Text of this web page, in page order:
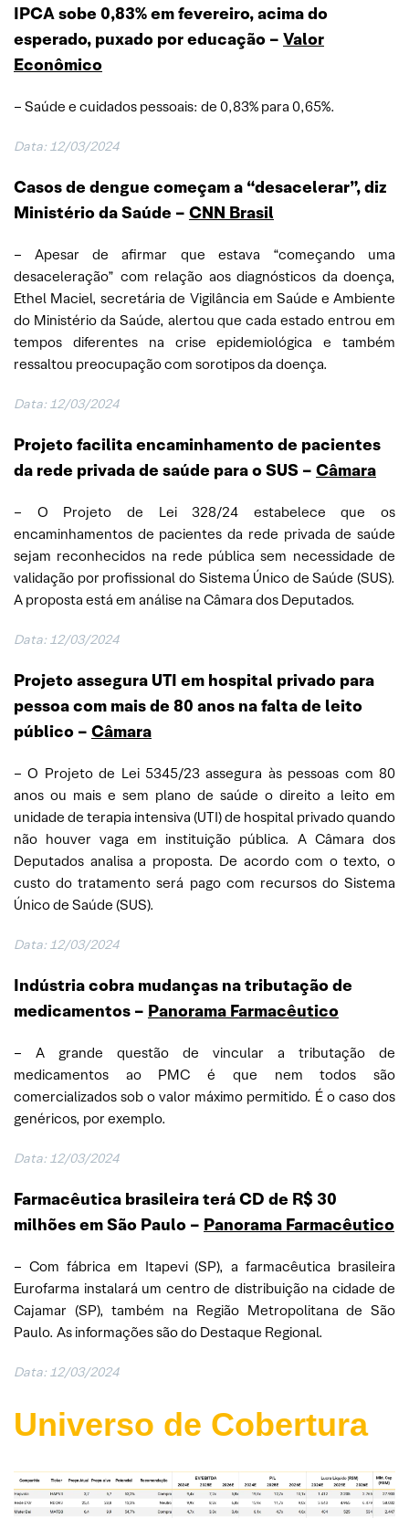
IPCA sobe 0,83% em fevereiro, acima do
esperado, puxado por educação – Valor
Econômico
– Saúde e cuidados pessoais: de 0,83% para 0,65%.
Data: 12/03/2024
Casos de dengue começam a “desacelerar”, diz
Ministério da Saúde – CNN Brasil
– Apesar de afirmar que estava “começando uma
desaceleração” com relação aos diagnósticos da doença,
Ethel Maciel, secretária de Vigilância em Saúde e Ambiente
do Ministério da Saúde, alertou que cada estado entrou em
tempos diferentes na crise epidemiológica e também
ressaltou preocupação com sorotipos da doença.
Data: 12/03/2024
Projeto facilita encaminhamento de pacientes
da rede privada de saúde para o SUS – Câmara
– O Projeto de Lei 328/24 estabelece que os
encaminhamentos de pacientes da rede privada de saúde
sejam reconhecidos na rede pública sem necessidade de
validação por profissional do Sistema Único de Saúde (SUS).
A proposta está em análise na Câmara dos Deputados.
Data: 12/03/2024
Projeto assegura UTI em hospital privado para
pessoa com mais de 80 anos na falta de leito
público – Câmara
– O Projeto de Lei 5345/23 assegura às pessoas com 80
anos ou mais e sem plano de saúde o direito a leito em
unidade de terapia intensiva (UTI) de hospital privado quando
não houver vaga em instituição pública. A Câmara dos
Deputados analisa a proposta. De acordo com o texto, o
custo do tratamento será pago com recursos do Sistema
Único de Saúde (SUS).
Data: 12/03/2024
Indústria cobra mudanças na tributação de
medicamentos – Panorama Farmacêutico
– A grande questão de vincular a tributação de
medicamentos ao PMC é que nem todos são
comercializados sob o valor máximo permitido. É o caso dos
genéricos, por exemplo.
Data: 12/03/2024
Farmacêutica brasileira terá CD de R$ 30
milhões em São Paulo – Panorama Farmacêutico
– Com fábrica em Itapevi (SP), a farmacêutica brasileira
Eurofarma instalará um centro de distribuição na cidade de
Cajamar (SP), também na Região Metropolitana de São
Paulo. As informações são do Destaque Regional.
Data: 12/03/2024
Universo de Cobertura